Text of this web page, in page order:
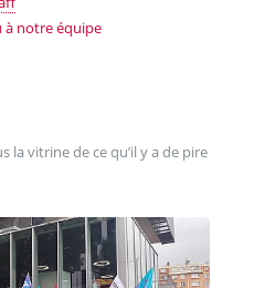
à notre équipe
la vitrine de ce qu’il y a de pire